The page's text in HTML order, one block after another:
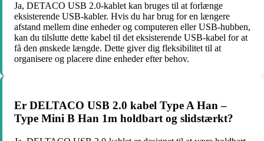
Ja, DETACO USB 2.0-kablet kan bruges til at forlænge
eksisterende USB-kabler. Hvis du har brug for en længere
afstand mellem dine enheder og computeren eller USB-hubben,
kan du tilslutte dette kabel til det eksisterende USB-kabel for at
få den ønskede længde. Dette giver dig fleksibilitet til at
organisere og placere dine enheder efter behov.
Er DELTACO USB 2.0 kabel Type A Han –
Type Mini B Han 1m holdbart og slidstærkt?